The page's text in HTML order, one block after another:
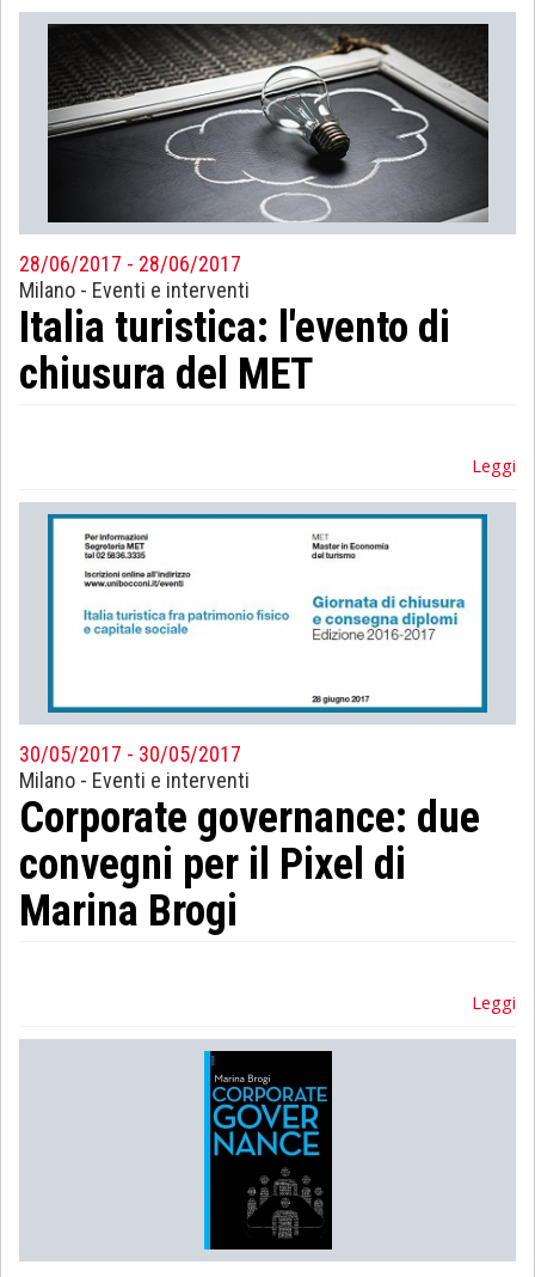
28/06/2017 - 28/06/2017
Milano - Eventi e interventi
Italia turistica: l'evento di
chiusura del MET
Leggi
30/05/2017 - 30/05/2017
Milano - Eventi e interventi
Corporate governance: due
convegni per il Pixel di
Marina Brogi
Leggi